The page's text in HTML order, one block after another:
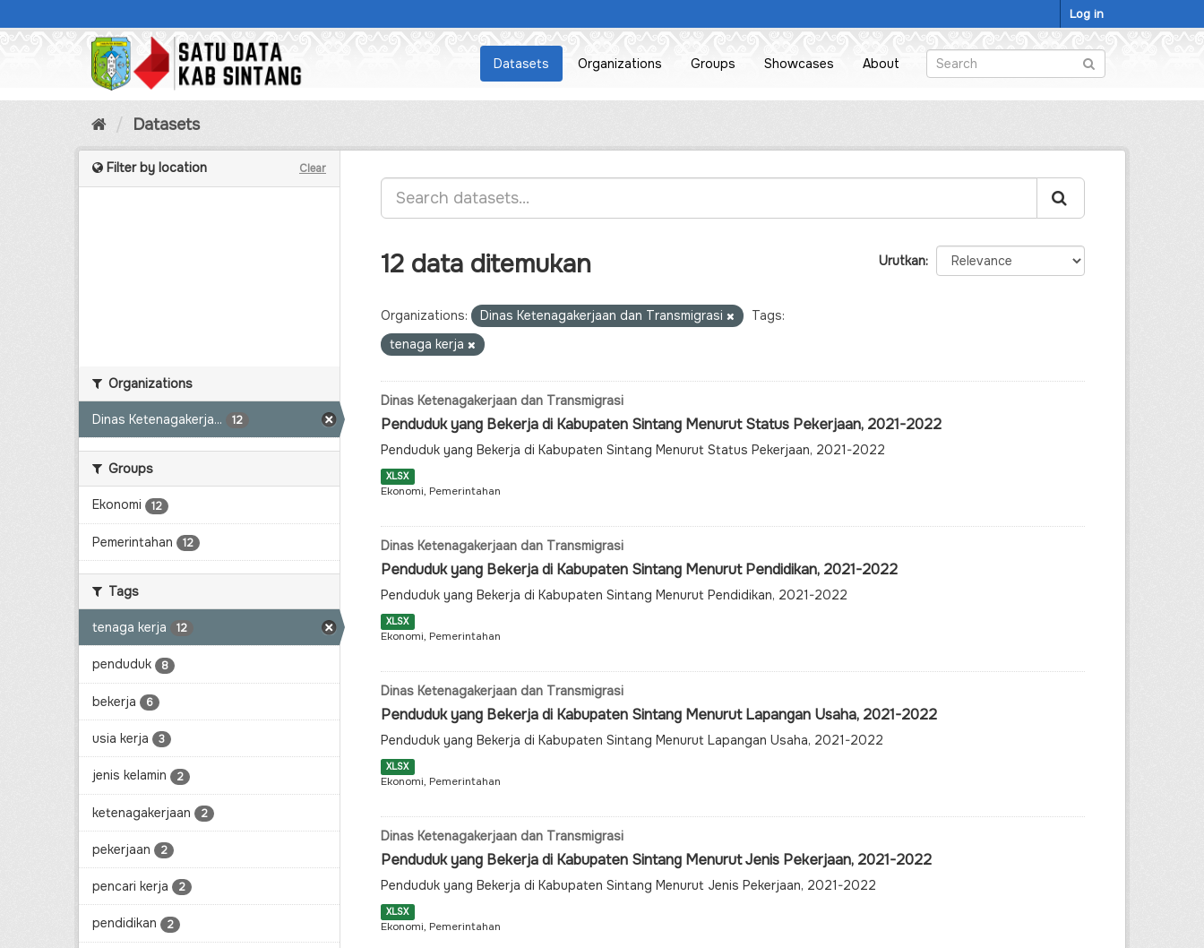
to
Log in
Datasets Organizations Groups Showcases About
Datasets
Filter by location Clear
Organizations
Dinas Ketenagakerja... 12
Groups
Ekonomi 12
Pemerintahan 12
Tags
tenaga kerja 12
penduduk 8
bekerja 6
usia kerja 3
jenis kelamin 2
ketenagakerjaan 2
pekerjaan 2
pencari kerja 2
pendidikan 2
Urutkan
12 data ditemukan
Organizations: Dinas Ketenagakerjaan dan Transmigrasi
Tags:
tenaga kerja
Dinas Ketenagakerjaan dan Transmigrasi
Penduduk yang Bekerja di Kabupaten Sintang Menurut Status Pekerjaan, 2021-2022
Penduduk yang Bekerja di Kabupaten Sintang Menurut Status Pekerjaan, 2021-2022
XLSX
Ekonomi, Pemerintahan
Dinas Ketenagakerjaan dan Transmigrasi
Penduduk yang Bekerja di Kabupaten Sintang Menurut Pendidikan, 2021-2022
Penduduk yang Bekerja di Kabupaten Sintang Menurut Pendidikan, 2021-2022
XLSX
Ekonomi, Pemerintahan
Dinas Ketenagakerjaan dan Transmigrasi
Penduduk yang Bekerja di Kabupaten Sintang Menurut Lapangan Usaha, 2021-2022
Penduduk yang Bekerja di Kabupaten Sintang Menurut Lapangan Usaha, 2021-2022
XLSX
Ekonomi, Pemerintahan
Dinas Ketenagakerjaan dan Transmigrasi
Penduduk yang Bekerja di Kabupaten Sintang Menurut Jenis Pekerjaan, 2021-2022
Penduduk yang Bekerja di Kabupaten Sintang Menurut Jenis Pekerjaan, 2021-2022
XLSX
Ekonomi, Pemerintahan